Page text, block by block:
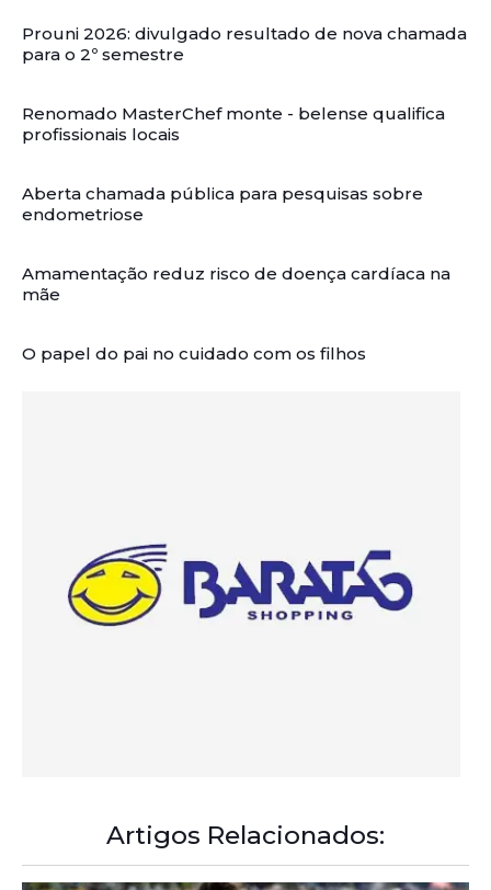
Prouni 2026: divulgado resultado de nova chamada
para o 2º semestre
Renomado MasterChef monte - belense qualifica
profissionais locais
Aberta chamada pública para pesquisas sobre
endometriose
Amamentação reduz risco de doença cardíaca na
mãe
O papel do pai no cuidado com os filhos
Artigos Relacionados:
A Democracia Contemporânea